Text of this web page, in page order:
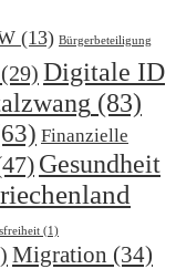
(13) Bürgerbeteiligung
(29) Digitale ID
(83)
Finanzielle
Gesundheit
(1)
Migration (34)